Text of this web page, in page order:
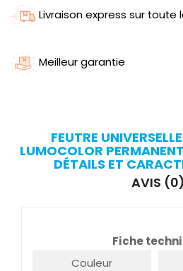
Livraison express sur toute
Meilleur garantie
FEUTRE
LUMOCOLOR
DÉTAILS ET
AVIS (0)
Fiche
Couleur